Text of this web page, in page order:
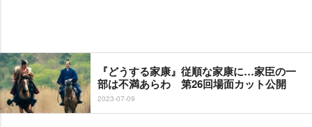
『どうする家康』従順な家康に…家臣の一
部は不満あらわ 第26回場面カット公開
2023-07-09